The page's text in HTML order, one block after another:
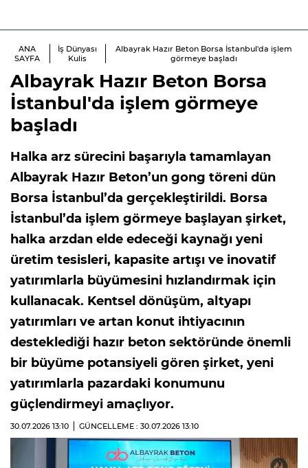
ANA
SAYFA
İş Dünyası
Kulis
Albayrak Hazır Beton Borsa İstanbul'da işlem
görmeye başladı
Albayrak Hazır Beton Borsa
İstanbul'da işlem görmeye
başladı
Halka arz sürecini başarıyla tamamlayan
Albayrak Hazır Beton’un gong töreni dün
Borsa İstanbul’da gerçekleştirildi. Borsa
İstanbul’da işlem görmeye başlayan şirket,
halka arzdan elde edeceği kaynağı yeni
üretim tesisleri, kapasite artışı ve inovatif
yatırımlarla büyümesini hızlandırmak için
kullanacak. Kentsel dönüşüm, altyapı
yatırımları ve artan konut ihtiyacının
desteklediği hazır beton sektöründe önemli
bir büyüme potansiyeli gören şirket, yeni
yatırımlarla pazardaki konumunu
güçlendirmeyi amaçlıyor.
30.07.2026 13:10 GÜNCELLEME : 30.07.2026 13:10